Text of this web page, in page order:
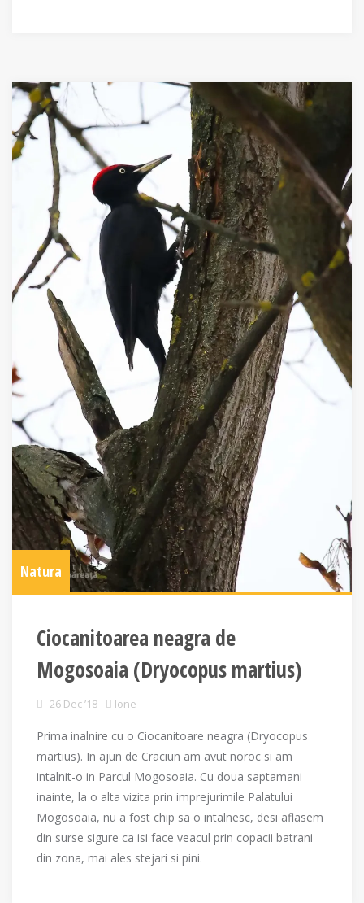
Natura
Ciocanitoarea neagra de
Mogosoaia (Dryocopus martius)
26 Dec ’18 Ione
Prima inalnire cu o Ciocanitoare neagra (Dryocopus
martius). In ajun de Craciun am avut noroc si am
intalnit-o in Parcul Mogosoaia. Cu doua saptamani
inainte, la o alta vizita prin imprejurimile Palatului
Mogosoaia, nu a fost chip sa o intalnesc, desi aflasem
din surse sigure ca isi face veacul prin copacii batrani
din zona, mai ales stejari si pini.